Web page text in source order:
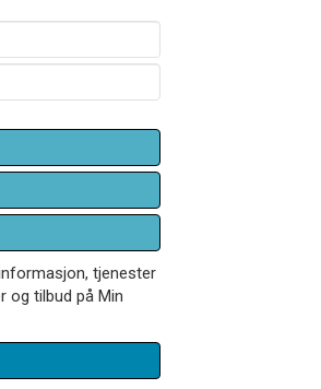
tjenester
og tilbud på Min